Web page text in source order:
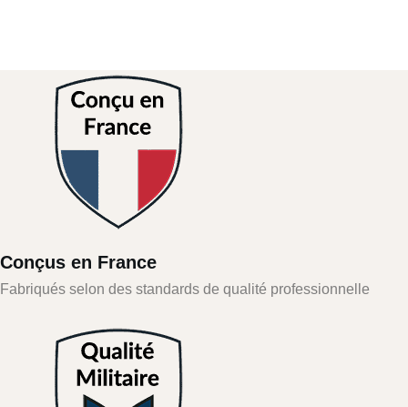
Conçus en France
Fabriqués selon des standards de qualité professionnelle